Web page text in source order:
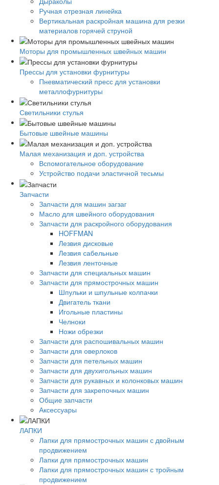
Ручная отрезная линейка
Вертикальная раскройная машина для резки
материалов горячей струной
Моторы для промышленных швейных машин
Прессы для установки фурнитуры
Пневматический пресс для установки
металлофурнитуры
Светильники стулья
Бытовые швейные машины
Малая механизация и доп. устройства
Вспомогательное оборудование
Устройство подачи эластичной тесьмы
Запчасти
Запчасти для машин загзаг
Масло для швейного оборудования
Запчасти для раскройного оборудования
HOFFMAN
Лезвия дисковые
Лезвия сабельные
Лезвия ленточные
Запчасти для специальных машин
Запчасти для прямострочных машин
Шпульки и шпульные колпачки
Двигатель ткани
Игольные пластины
Челноки
Ножи обрезки
Запчасти для распошивальных машин
Запчасти для оверлоков
Запчасти для петельных машин
Запчасти для двухигольных машин
Запчасти для рукавных и колонковых машин
Запчасти для закрепочных машин
Общие запчасти
Аксессуары
ЛАПКИ
Лапки для прямострочных машин с двойным
продвижением
Лапки для прямострочных машин
Лапки для прямострочных машин с тройным
продвижением